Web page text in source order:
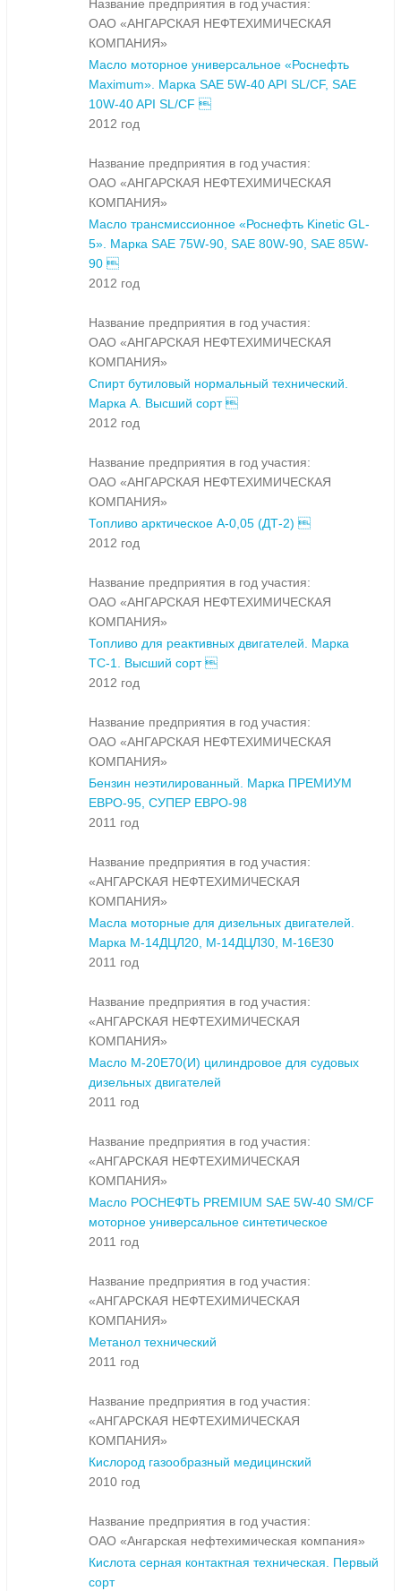
Название предприятия в год участия:
ОАО «АНГАРСКАЯ НЕФТЕХИМИЧЕСКАЯ
КОМПАНИЯ»
Масло моторное универсальное «Роснефть
Maximum». Марка SAE 5W-40 API SL/CF, SAE
10W-40 API SL/CF 
2012 год
Название предприятия в год участия:
ОАО «АНГАРСКАЯ НЕФТЕХИМИЧЕСКАЯ
КОМПАНИЯ»
Масло трансмиссионное «Роснефть Kinetic GL-
5». Марка SAE 75W-90, SAE 80W-90, SAE 85W-
90 
2012 год
Название предприятия в год участия:
ОАО «АНГАРСКАЯ НЕФТЕХИМИЧЕСКАЯ
КОМПАНИЯ»
Спирт бутиловый нормальный технический.
Марка А. Высший сорт 
2012 год
Название предприятия в год участия:
ОАО «АНГАРСКАЯ НЕФТЕХИМИЧЕСКАЯ
КОМПАНИЯ»
Топливо арктическое А-0,05 (ДТ-2) 
2012 год
Название предприятия в год участия:
ОАО «АНГАРСКАЯ НЕФТЕХИМИЧЕСКАЯ
КОМПАНИЯ»
Топливо для реактивных двигателей. Марка
ТС-1. Высший сорт 
2012 год
Название предприятия в год участия:
ОАО «АНГАРСКАЯ НЕФТЕХИМИЧЕСКАЯ
КОМПАНИЯ»
Бензин неэтилированный. Марка ПРЕМИУМ
ЕВРО-95, СУПЕР ЕВРО-98
2011 год
Название предприятия в год участия:
«АНГАРСКАЯ НЕФТЕХИМИЧЕСКАЯ
КОМПАНИЯ»
Масла моторные для дизельных двигателей.
Марка М-14ДЦЛ20, М-14ДЦЛ30, М-16Е30
2011 год
Название предприятия в год участия:
«АНГАРСКАЯ НЕФТЕХИМИЧЕСКАЯ
КОМПАНИЯ»
Масло М-20Е70(И) цилиндровое для судовых
дизельных двигателей
2011 год
Название предприятия в год участия:
«АНГАРСКАЯ НЕФТЕХИМИЧЕСКАЯ
КОМПАНИЯ»
Масло РОСНЕФТЬ PREMIUM SAE 5W-40 SM/CF
моторное универсальное синтетическое
2011 год
Название предприятия в год участия:
«АНГАРСКАЯ НЕФТЕХИМИЧЕСКАЯ
КОМПАНИЯ»
Метанол технический
2011 год
Название предприятия в год участия:
«АНГАРСКАЯ НЕФТЕХИМИЧЕСКАЯ
КОМПАНИЯ»
Кислород газообразный медицинский
2010 год
Название предприятия в год участия:
ОАО «Ангарская нефтехимическая компания»
Кислота серная контактная техническая. Первый
сорт